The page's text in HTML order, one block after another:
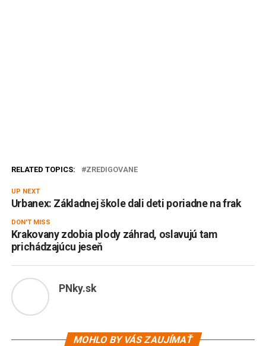
RELATED TOPICS: ZREDIGOVANE
UP NEXT
Urbanex: Základnej škole dali deti poriadne na frak
DON'T MISS
Krakovany zdobia plody záhrad, oslavujú tam
prichádzajúcu jeseň
PNky.sk
MOHLO BY VÁS ZAUJÍMAŤ